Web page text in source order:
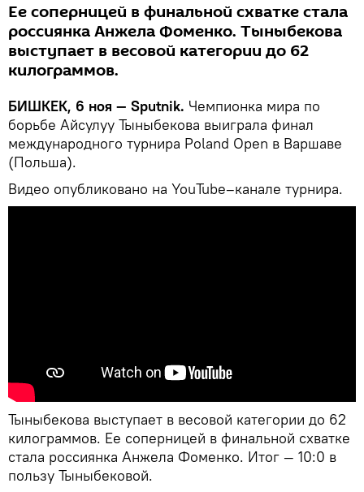
Ее соперницей в финальной схватке стала
россиянка Анжела Фоменко. Тыныбекова
выступает в весовой категории до 62
килограммов.
БИШКЕК, 6 ноя — Sputnik. Чемпионка мира по
борьбе Айсулуу Тыныбекова выиграла финал
международного турнира Poland Open в Варшаве
(Польша).
Видео опубликовано на YouTube–канале турнира.
Тыныбекова выступает в весовой категории до 62
килограммов. Ее соперницей в финальной схватке
стала россиянка Анжела Фоменко. Итог — 10:0 в
пользу Тыныбековой.